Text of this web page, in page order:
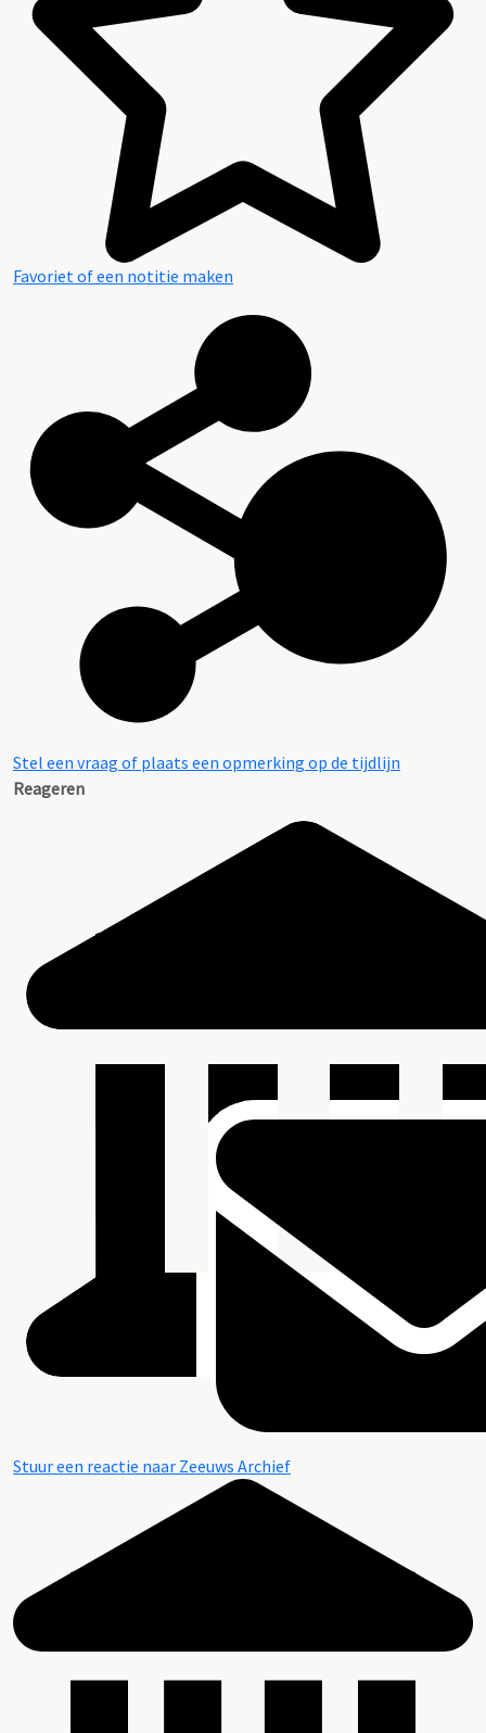
Favoriet of een notitie maken
Stel een vraag of plaats een opmerking op de tijdlijn
Reageren
Stuur een reactie naar Zeeuws Archief